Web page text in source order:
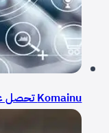
Komainu تحصل على ترخيص عملها في دبي من VARA